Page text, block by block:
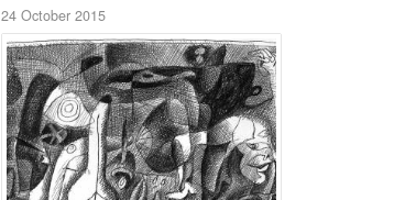
24 October 2015